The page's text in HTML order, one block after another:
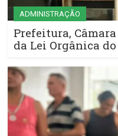
ADMINISTRAÇÃO
Prefeitura,
da Lei Orgânica